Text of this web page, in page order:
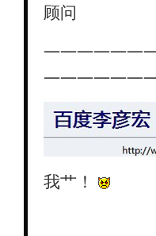
顾问
我艹！